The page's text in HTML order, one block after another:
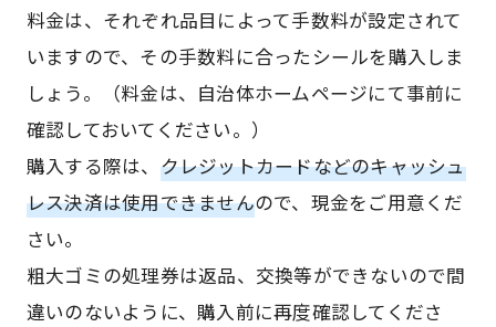
料金は、それぞれ品目によって手数料が設定されて
いますので、その手数料に合ったシールを購入しま
しょう。（料金は、自治体ホームページにて事前に
確認しておいてください。）
購入する際は、 クレジットカードなどのキャッシュ
レス決済は使用できませんので、現金をご用意くだ
さい。
粗大ゴミの処理券は返品、交換等ができないので間
違いのないように、購入前に再度確認してくださ